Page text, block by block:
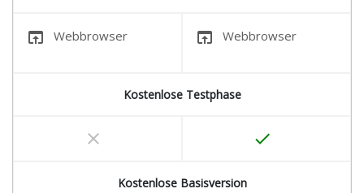
open_in_browser Webbrowser open_in_browser Webbrowser
Kostenlose Testphase
clear done
Kostenlose Basisversion